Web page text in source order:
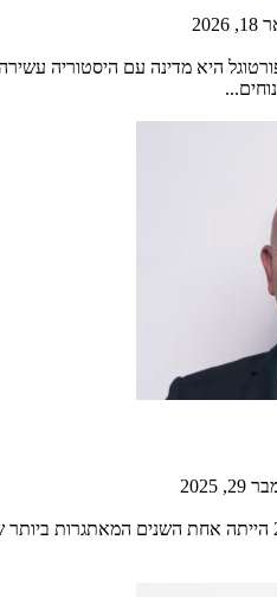
היא מדינה עם היסטוריה
2025
הפרדוקס של שוק הדיור שנת 2025 הייתה